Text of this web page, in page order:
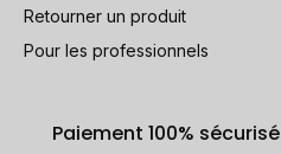
Retourner un produit
Pour les professionnels
Paiement 100% sécurisé